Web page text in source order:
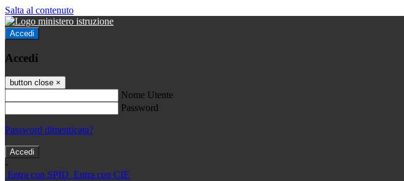
Salta al contenuto
Accedi
Accedi
button close ×
Nome Utente
Password
Password dimenticata?
-
Entra con SPID Entra con CIE